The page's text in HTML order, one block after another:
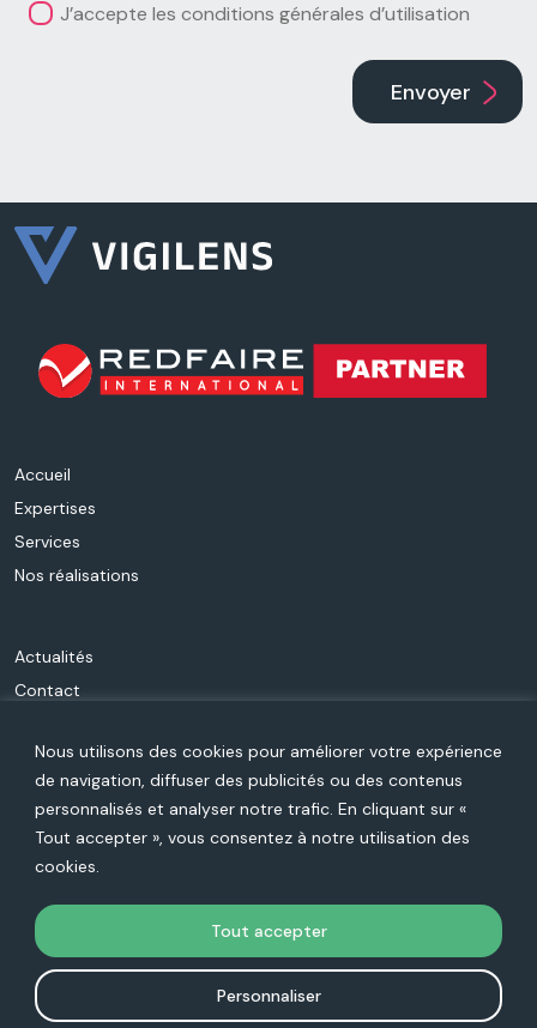
Nous utilisons des cookies pour améliorer votre expérience
de navigation, diffuser des publicités ou des contenus
personnalisés et analyser notre trafic. En cliquant sur «
Tout accepter », vous consentez à notre utilisation des
cookies.
Personnaliser
Tout accepter
J’accepte les conditions générales d’utilisation
Envoyer
Accueil
Expertises
Services
Nos réalisations
Actualités
Contact
Carrière
Rejoignez-nous sur les réseaux :
Oracle et Java sont des marques déposées d’Oracle Corporation et/ou de ses filiales. Les autres